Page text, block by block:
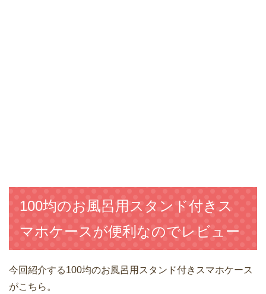
100均のお風呂用スタンド付きス
マホケースが便利なのでレビュー
今回紹介する100均のお風呂用スタンド付きスマホケース
がこちら。